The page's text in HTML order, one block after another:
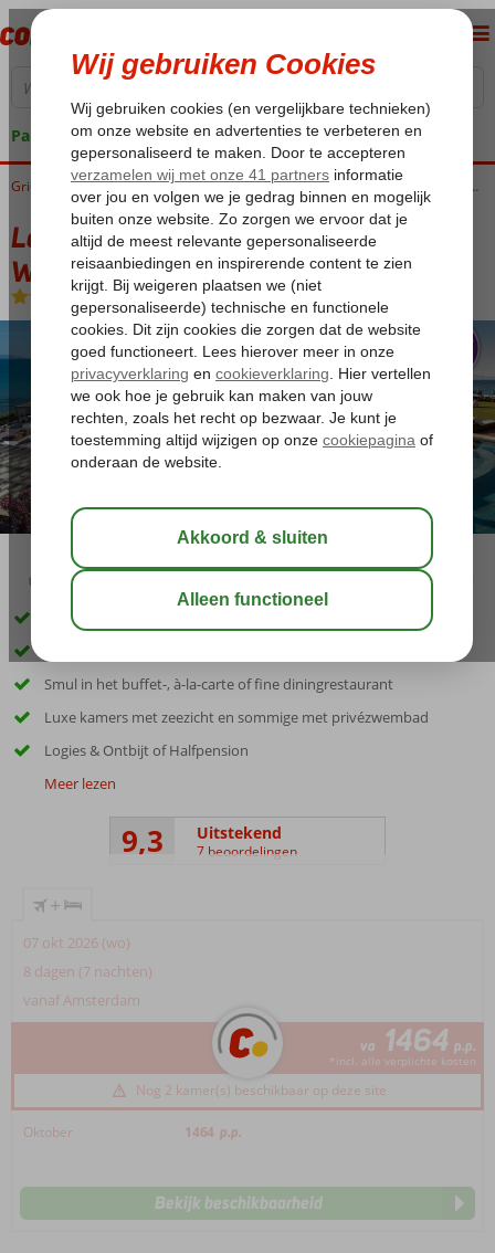
Pakketgarantie
Home Griekenland Zakynthos Tragaki Lesante Blu - The Leading Hotels of the World
Lesante Blu - The Leading Hotels of the
World
Logies en ontbijt-Hotel
03:05 bewaar
Nieuw en luxe hotel aan het strand
Smul in het buffet-, à-la-carte of fine diningrestaurant
Luxe kamers met zeezicht en sommige met privézwembad
Logies & Ontbijt of Halfpension
Meer lezen
9,3 Uitstekend
7 beoordelingen
+
07 okt 2026 (wo)
8 dagen (7 nachten)
vanaf Amsterdam
va 1464 p.p.
*incl. alle verplichte kosten
Nog 2 kamer(s) beschikbaar op deze site
Oktober 1464 p.p.
Bekijk beschikbaarheid